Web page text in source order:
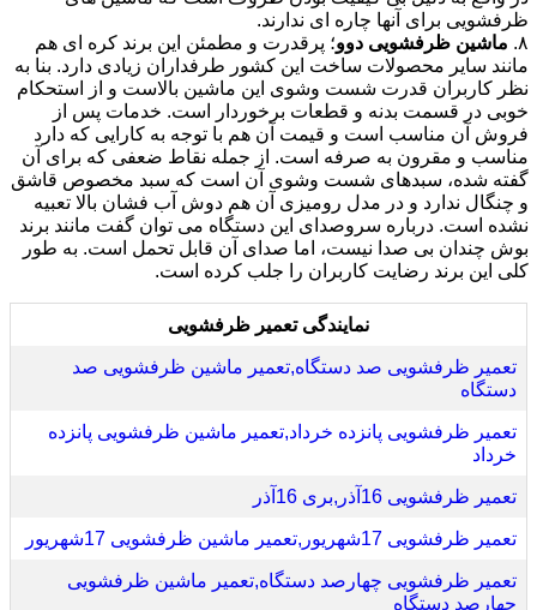
ظرفشویی برای آنها چاره ای ندارند.
۸. ماشین ظرفشویی دوو؛ پرقدرت و مطمئن این برند کره ای هم
مانند سایر محصولات ساخت این کشور طرفداران زیادی دارد. بنا به
نظر کاربران قدرت شست وشوی این ماشین بالاست و از استحکام
خوبی در قسمت بدنه و قطعات برخوردار است. خدمات پس از
فروش آن مناسب است و قیمت آن هم با توجه به کارایی که دارد
مناسب و مقرون به صرفه است. از جمله نقاط ضعفی که برای آن
گفته شده، سبدهای شست وشوی آن است که سبد مخصوص قاشق
و چنگال ندارد و در مدل رومیزی آن هم دوش آب فشان بالا تعبیه
نشده است. درباره سروصدای این دستگاه می توان گفت مانند برند
بوش چندان بی صدا نیست، اما صدای آن قابل تحمل است. به طور
کلی این برند رضایت کاربران را جلب کرده است.
نمایندگی تعمیر ظرفشویی
تعمیر ظرفشویی صد دستگاه,تعمیر ماشین ظرفشویی صد
دستگاه
تعمیر ظرفشویی پانزده خرداد,تعمیر ماشین ظرفشویی پانزده
خرداد
تعمیر ظرفشویی 16آذر,بری 16آذر
تعمیر ظرفشویی 17شهریور,تعمیر ماشین ظرفشویی 17شهریور
تعمیر ظرفشویی چهارصد دستگاه,تعمیر ماشین ظرفشویی
چهارصد دستگاه